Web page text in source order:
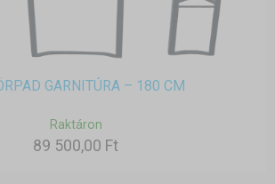
GARNITÚRA – 180 CM
Raktáron
89 500,00 Ft